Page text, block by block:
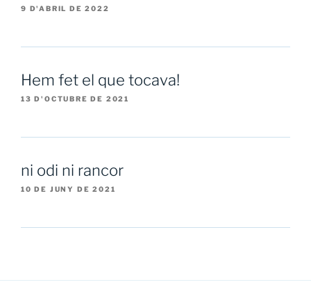
9 D'ABRIL DE 2022
Hem fet el que tocava!
13 D'OCTUBRE DE 2021
ni odi ni rancor
10 DE JUNY DE 2021